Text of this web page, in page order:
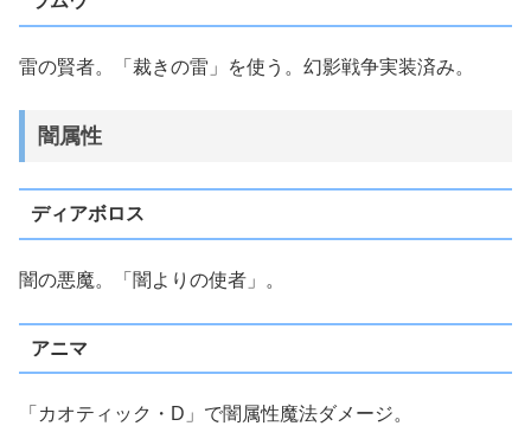
雷の賢者。「裁きの雷」を使う。幻影戦争実装済み。
闇属性
ディアボロス
闇の悪魔。「闇よりの使者」。
アニマ
「カオティック・D」で闇属性魔法ダメージ。